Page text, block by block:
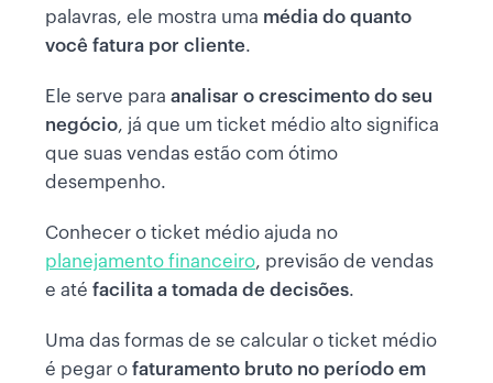
palavras, ele mostra uma média do quanto
você fatura por cliente.
Ele serve para analisar o crescimento do seu
negócio, já que um ticket médio alto significa
que suas vendas estão com ótimo
desempenho.
Conhecer o ticket médio ajuda no
planejamento financeiro, previsão de vendas
e até facilita a tomada de decisões.
Uma das formas de se calcular o ticket médio
é pegar o faturamento bruto no período em